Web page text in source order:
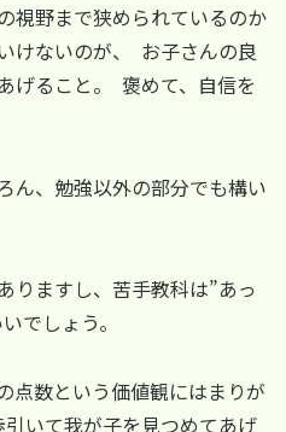
視野まで狭められているのか
けないのが、 お子さんの良
げること。 褒めて、自信を
ん、勉強以外の部分でも構い
りますし、苦手教科は”あっ
いでしょう。
点数という価値観にはまりが
いて我が子を見つめてあげ